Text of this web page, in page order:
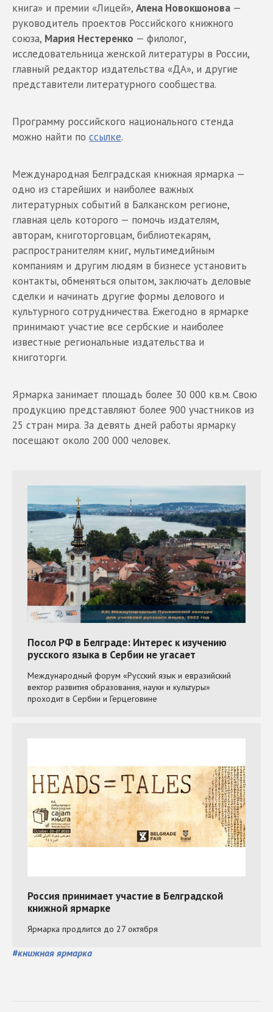
книга» и премии «Лицей», Алена Новокшонова —
руководитель проектов Российского книжного
союза, Мария Нестеренко — филолог,
исследовательница женской литературы в России,
главный редактор издательства «ДА», и другие
представители литературного сообщества.
Программу российского национального стенда
можно найти по ссылке.
Международная Белградская книжная ярмарка —
одно из старейших и наиболее важных
литературных событий в Балканском регионе,
главная цель которого — помочь издателям,
авторам, книготорговцам, библиотекарям,
распространителям книг, мультимедийным
компаниям и другим людям в бизнесе установить
контакты, обменяться опытом, заключать деловые
сделки и начинать другие формы делового и
культурного сотрудничества. Ежегодно в ярмарке
принимают участие все сербские и наиболее
известные региональные издательства и
книготорги.
Ярмарка занимает площадь более 30 000 кв.м. Свою
продукцию представляют более 900 участников из
25 стран мира. За девять дней работы ярмарку
посещают около 200 000 человек.
#книжная ярмарка